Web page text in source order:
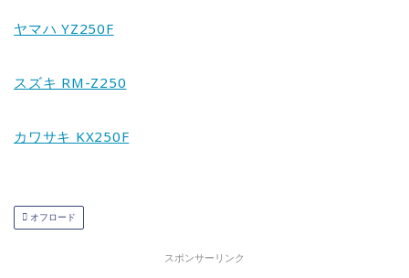
ヤマハ YZ250F
スズキ RM-Z250
カワサキ KX250F
オフロード
スポンサーリンク